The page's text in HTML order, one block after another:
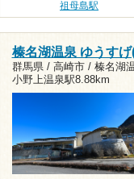
祖母島駅
榛名湖温泉 ゆうす
群馬県 / 高崎市 / 榛名湖
小野上温泉駅8.88km